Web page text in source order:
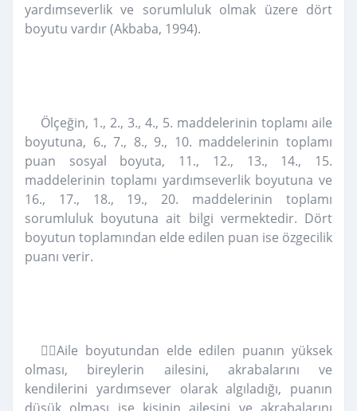
yardımseverlik ve sorumluluk olmak üzere dört
boyutu vardır (Akbaba, 1994).
Ölçeğin, 1., 2., 3., 4., 5. maddelerinin toplamı aile
boyutuna, 6., 7., 8., 9., 10. maddelerinin toplamı
puan sosyal boyuta, 11., 12., 13., 14., 15.
maddelerinin toplamı yardımseverlik boyutuna ve
16., 17., 18., 19., 20. maddelerinin toplamı
sorumluluk boyutuna ait bilgi vermektedir. Dört
boyutun toplamından elde edilen puan ise özgecilik
puanı verir.
Aile boyutundan elde edilen puanın yüksek
olması, bireylerin ailesini, akrabalarını ve
kendilerini yardımsever olarak algıladığı, puanın